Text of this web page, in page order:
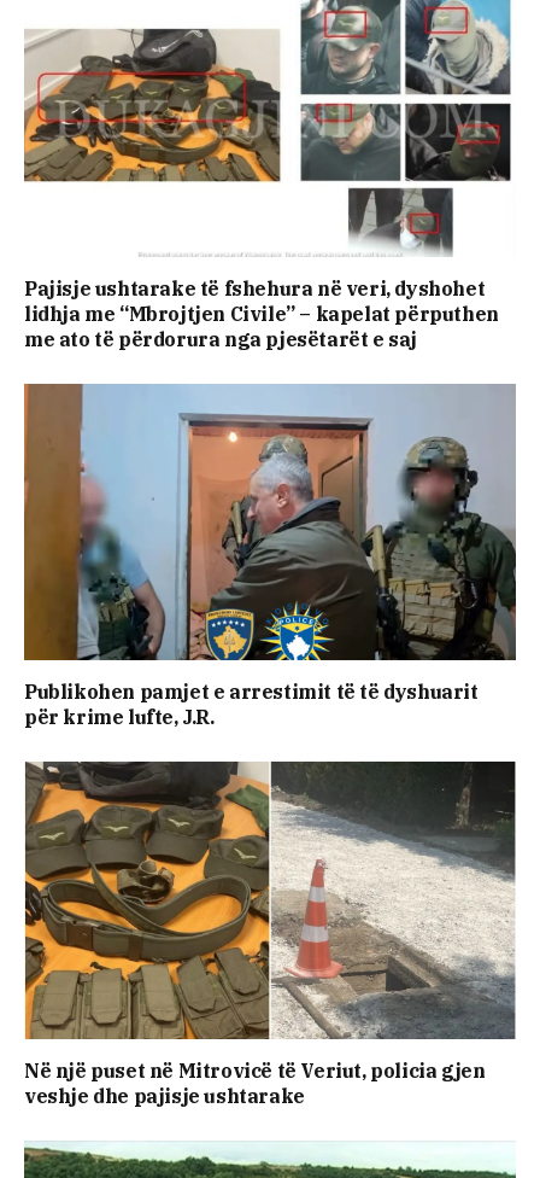
Pajisje ushtarake të fshehura në veri, dyshohet
lidhja me “Mbrojtjen Civile” – kapelat përputhen
me ato të përdorura nga pjesëtarët e saj
Publikohen pamjet e arrestimit të të dyshuarit
për krime lufte, J.R.
Në një puset në Mitrovicë të Veriut, policia gjen
veshje dhe pajisje ushtarake